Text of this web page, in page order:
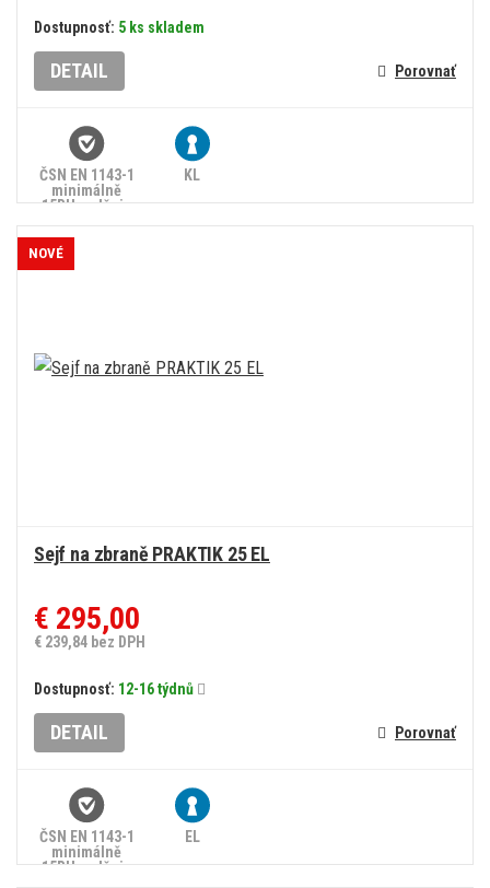
Dostupnosť: 5 ks skladem
DETAIL Porovnať
ČSN EN 1143-1
minimálně
15RU, splňuje
90/2024 Sb.
KL
Sejf na zbraně PRAKTIK 25 EL
€ 295,00
€ 239,84 bez DPH
Dostupnosť: 12-16 týdnů
DETAIL Porovnať
ČSN EN 1143-1
minimálně
15RU, splňuje
EL
NOVÉ